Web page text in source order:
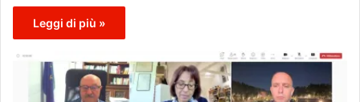
Leggi di più »